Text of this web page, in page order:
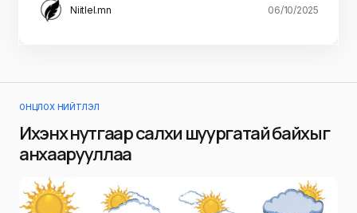
Niitlel.mn 06/10/2025
ОНЦЛОХ НИЙТЛЭЛ
Ихэнх нутгаар салхи шуургатай байхыг
анхаарууллаа